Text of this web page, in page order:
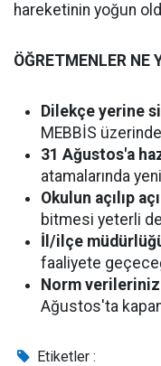
hareketinin yoğun
ÖĞRETMENLER NE
Dilekçe yerine
MEBBİS
31 Ağustos'a
atamalarında
Okulun açılıp
bitmesi yeterli
İl/ilçe
faaliyete
Norm
Ağustos'ta
Etiketler :